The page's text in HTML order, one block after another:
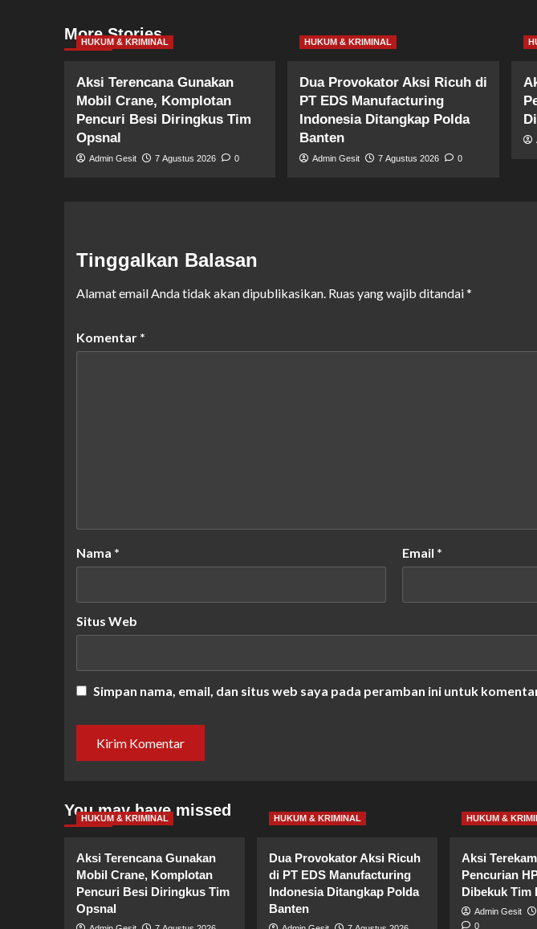
More Stories
HUKUM & KRIMINAL
Aksi Terencana Gunakan
Mobil Crane, Komplotan
Pencuri Besi Diringkus Tim
Opsnal
Admin Gesit 7 Agustus 2026 0
HUKUM & KRIMINAL
Dua Provokator Aksi Ricuh di
PT EDS Manufacturing
Indonesia Ditangkap Polda
Banten
Admin Gesit 7 Agustus 2026 0
Tinggalkan Balasan
Alamat email Anda tidak akan dipublikasikan. Ruas yang wajib ditandai*
Komentar *
Nama * Email *
Situs Web
Simpan nama, email, dan situs web saya pada peramban ini untuk
You may have missed
HUKUM & KRIMINAL
Aksi Terencana Gunakan
Mobil Crane, Komplotan
Pencuri Besi Diringkus Tim
Opsnal
HUKUM & KRIMINAL
Dua Provokator Aksi Ricuh
di PT EDS Manufacturing
Indonesia Ditangkap Polda
Banten
HUKUM &
Aksi
Pencurian
Dibekuk Tim
Admin Gesit
0